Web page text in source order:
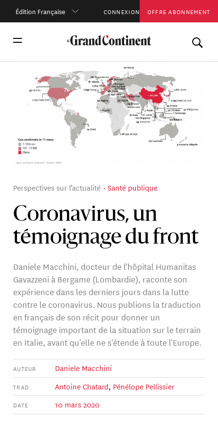
Édition Française CONNEXION OFFRE ABONNEMENT
Coronavirus, un
témoignage du front
Perspectives sur l’actualité Santé publique
Daniele Macchini, docteur de l'hôpital Humanitas
Gavazzeni à Bergame (Lombardie), raconte son
expérience dans les derniers jours dans la lutte
contre le coronavirus. Nous publions la traduction
en français de son récit pour donner un
témoignage important de la situation sur le terrain
en Italie, avant qu'elle ne s'étende à toute l'Europe.
AUTEUR Daniele Macchini
TRAD. Antoine Chatard, Pénélope Pellissier
DATE 10 mars 2020